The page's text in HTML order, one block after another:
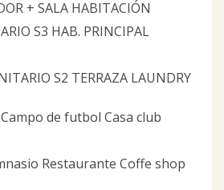
+ SALA HABITACIÓN
S3 HAB. PRINCIPAL
S2 TERRAZA LAUNDRY
de futbol Casa club
Restaurante Coffe shop